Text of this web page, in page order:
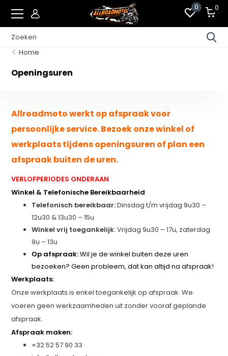
0 0
Home
Openingsuren
Allroadmoto werkt op afspraak voor
persoonlijke service. Bezoek onze winkel of
werkplaats tijdens openingsuren of plan een
afspraak buiten de uren.
VERLOFPERIODES ONDERAAN
Winkel & Telefonische Bereikbaarheid
Telefonisch bereikbaar:Dinsdag t/m vrijdag 9u30 –
12u30 & 13u30 – 15u
Winkel vrij toegankelijk: Vrijdag 9u30 – 17u, zaterdag
9u – 13u
Op afspraak:Wil je de winkel buiten deze uren
bezoeken? Geen probleem, dat kan altijd na afspraak!
Werkplaats:
Onze werkplaats is enkel toegankelijk op afspraak. We
voeren geen werkzaamheden uit zonder vooraf geplande
afspraak.
Afspraak maken:
+32 52 57 90 33